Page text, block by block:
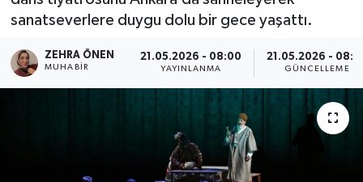
sanatseverlere duygu dolu bir gece yaşattı.
ZEHRA ÖNEN
MUHABIR
21.05.2026 - 08:00
YAYINLANMA
21.05.2026 -
GÜNCELLEME
Dünya
Eğitim
Ekonomi
Son Dakika Haberleri
Haber Arşivi